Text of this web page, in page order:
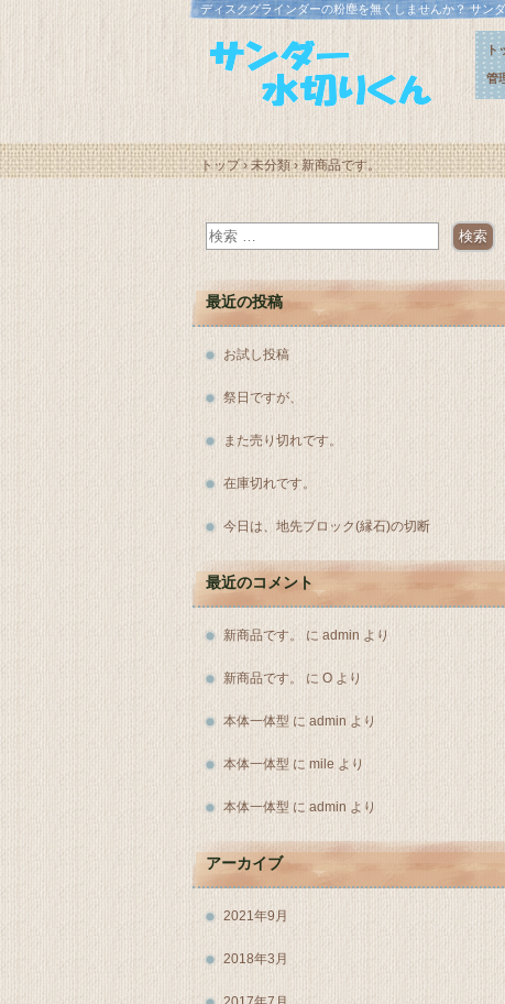
ディスクグラインダーの粉塵を無くしませんか？ サン
ト
管
トップ › 未分類 › 新商品です。
最近の投稿
お試し投稿
祭日ですが、
また売り切れです。
在庫切れです。
今日は、地先ブロック(縁石)の切断
最近のコメント
新商品です。 にadmin より
新商品です。 にO より
本体一体型 に admin より
本体一体型 に mile より
本体一体型 に admin より
アーカイブ
2021年9月
2018年3月